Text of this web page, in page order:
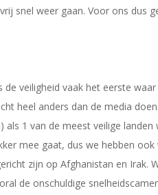
snel weer gaan. Voor ons dus
veiligheid vaak het eerste
heel anders dan de media
1 van de meest veilige landen
mee gaat, dus we hebben
zijn op Afghanistan en Irak.
de onschuldige